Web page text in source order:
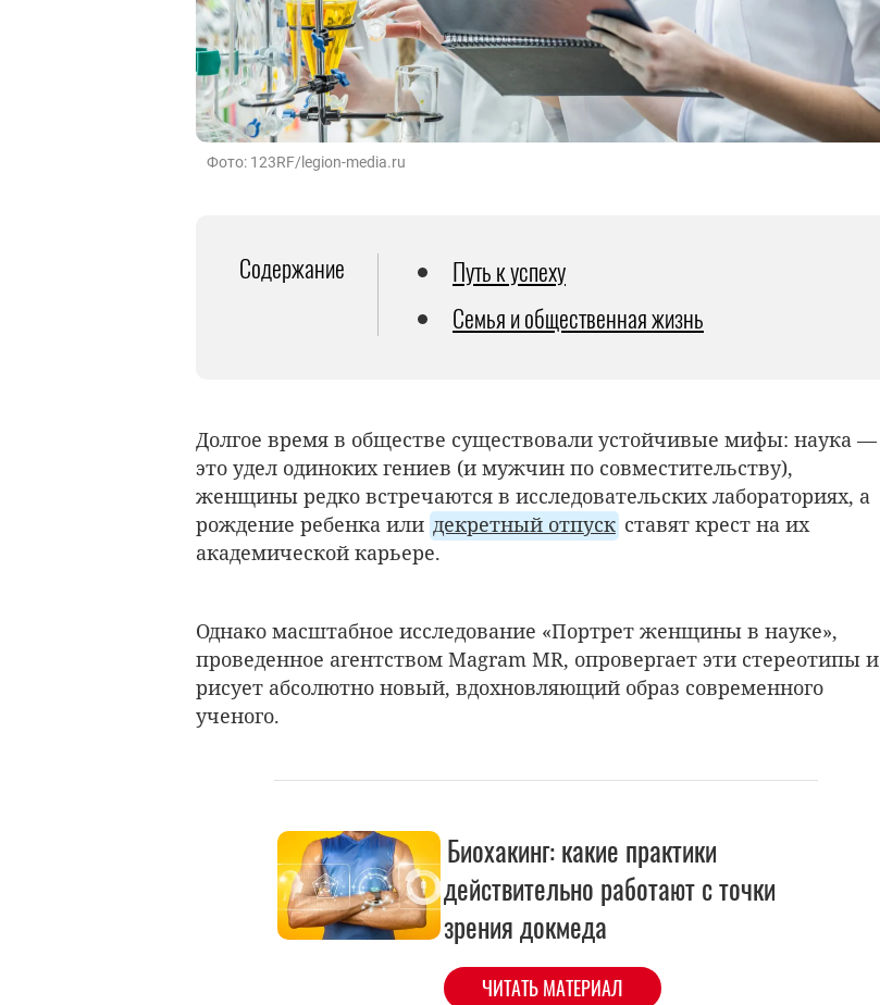
Фото: 123RF/legion-media.ru
Содержание
Путь к успеху
Семья и общественная жизнь
Долгое время в обществе существовали устойчивые мифы: наука —
это удел одиноких гениев (и мужчин по совместительству),
женщины редко встречаются в исследовательских лабораториях, а
рождение ребенка или декретный отпуск ставят крест на их
академической карьере.
Однако масштабное исследование «Портрет женщины в науке»,
проведенное агентством Magram MR, опровергает эти стереотипы и
рисует абсолютно новый, вдохновляющий образ современного
ученого.
Биохакинг: какие практики
действительно работают с точки
зрения докмеда
ЧИТАТЬ МАТЕРИАЛ